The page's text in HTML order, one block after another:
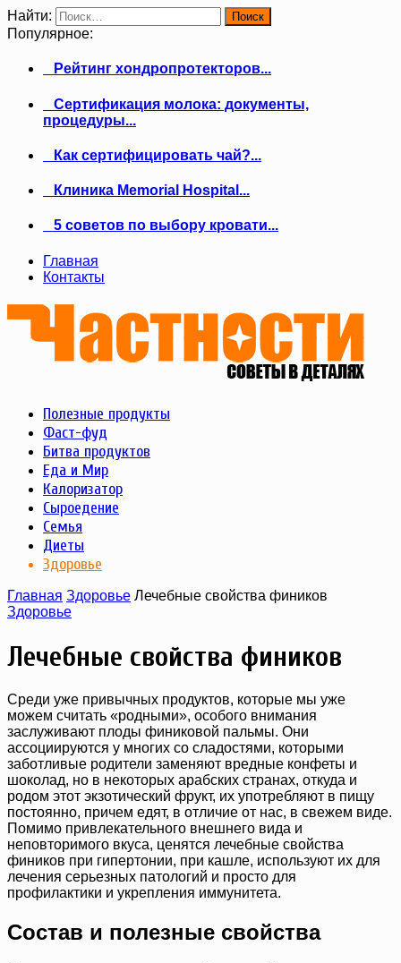
Найти:
Популярное:
Рейтинг хондропротекторов...
Сертификация молока: документы,
процедуры...
Как сертифицировать чай?...
Клиника Memorial Hospital...
5 советов по выбору кровати...
Главная
Контакты
Полезные продукты
Фаст-фуд
Битва продуктов
Еда и Мир
Калоризатор
Сыроедение
Семья
Диеты
Здоровье
Главная Здоровье Лечебные свойства фиников
Здоровье
Лечебные свойства фиников
Среди уже привычных продуктов, которые мы уже
можем считать «родными», особого внимания
заслуживают плоды финиковой пальмы. Они
ассоциируются у многих со сладостями, которыми
заботливые родители заменяют вредные конфеты и
шоколад, но в некоторых арабских странах, откуда и
родом этот экзотический фрукт, их употребляют в пищу
постоянно, причем едят, в отличие от нас, в свежем виде.
Помимо привлекательного внешнего вида и
неповторимого вкуса, ценятся лечебные свойства
фиников при гипертонии, при кашле, используют их для
лечения серьезных патологий и просто для
профилактики и укрепления иммунитета.
Состав и полезные свойства